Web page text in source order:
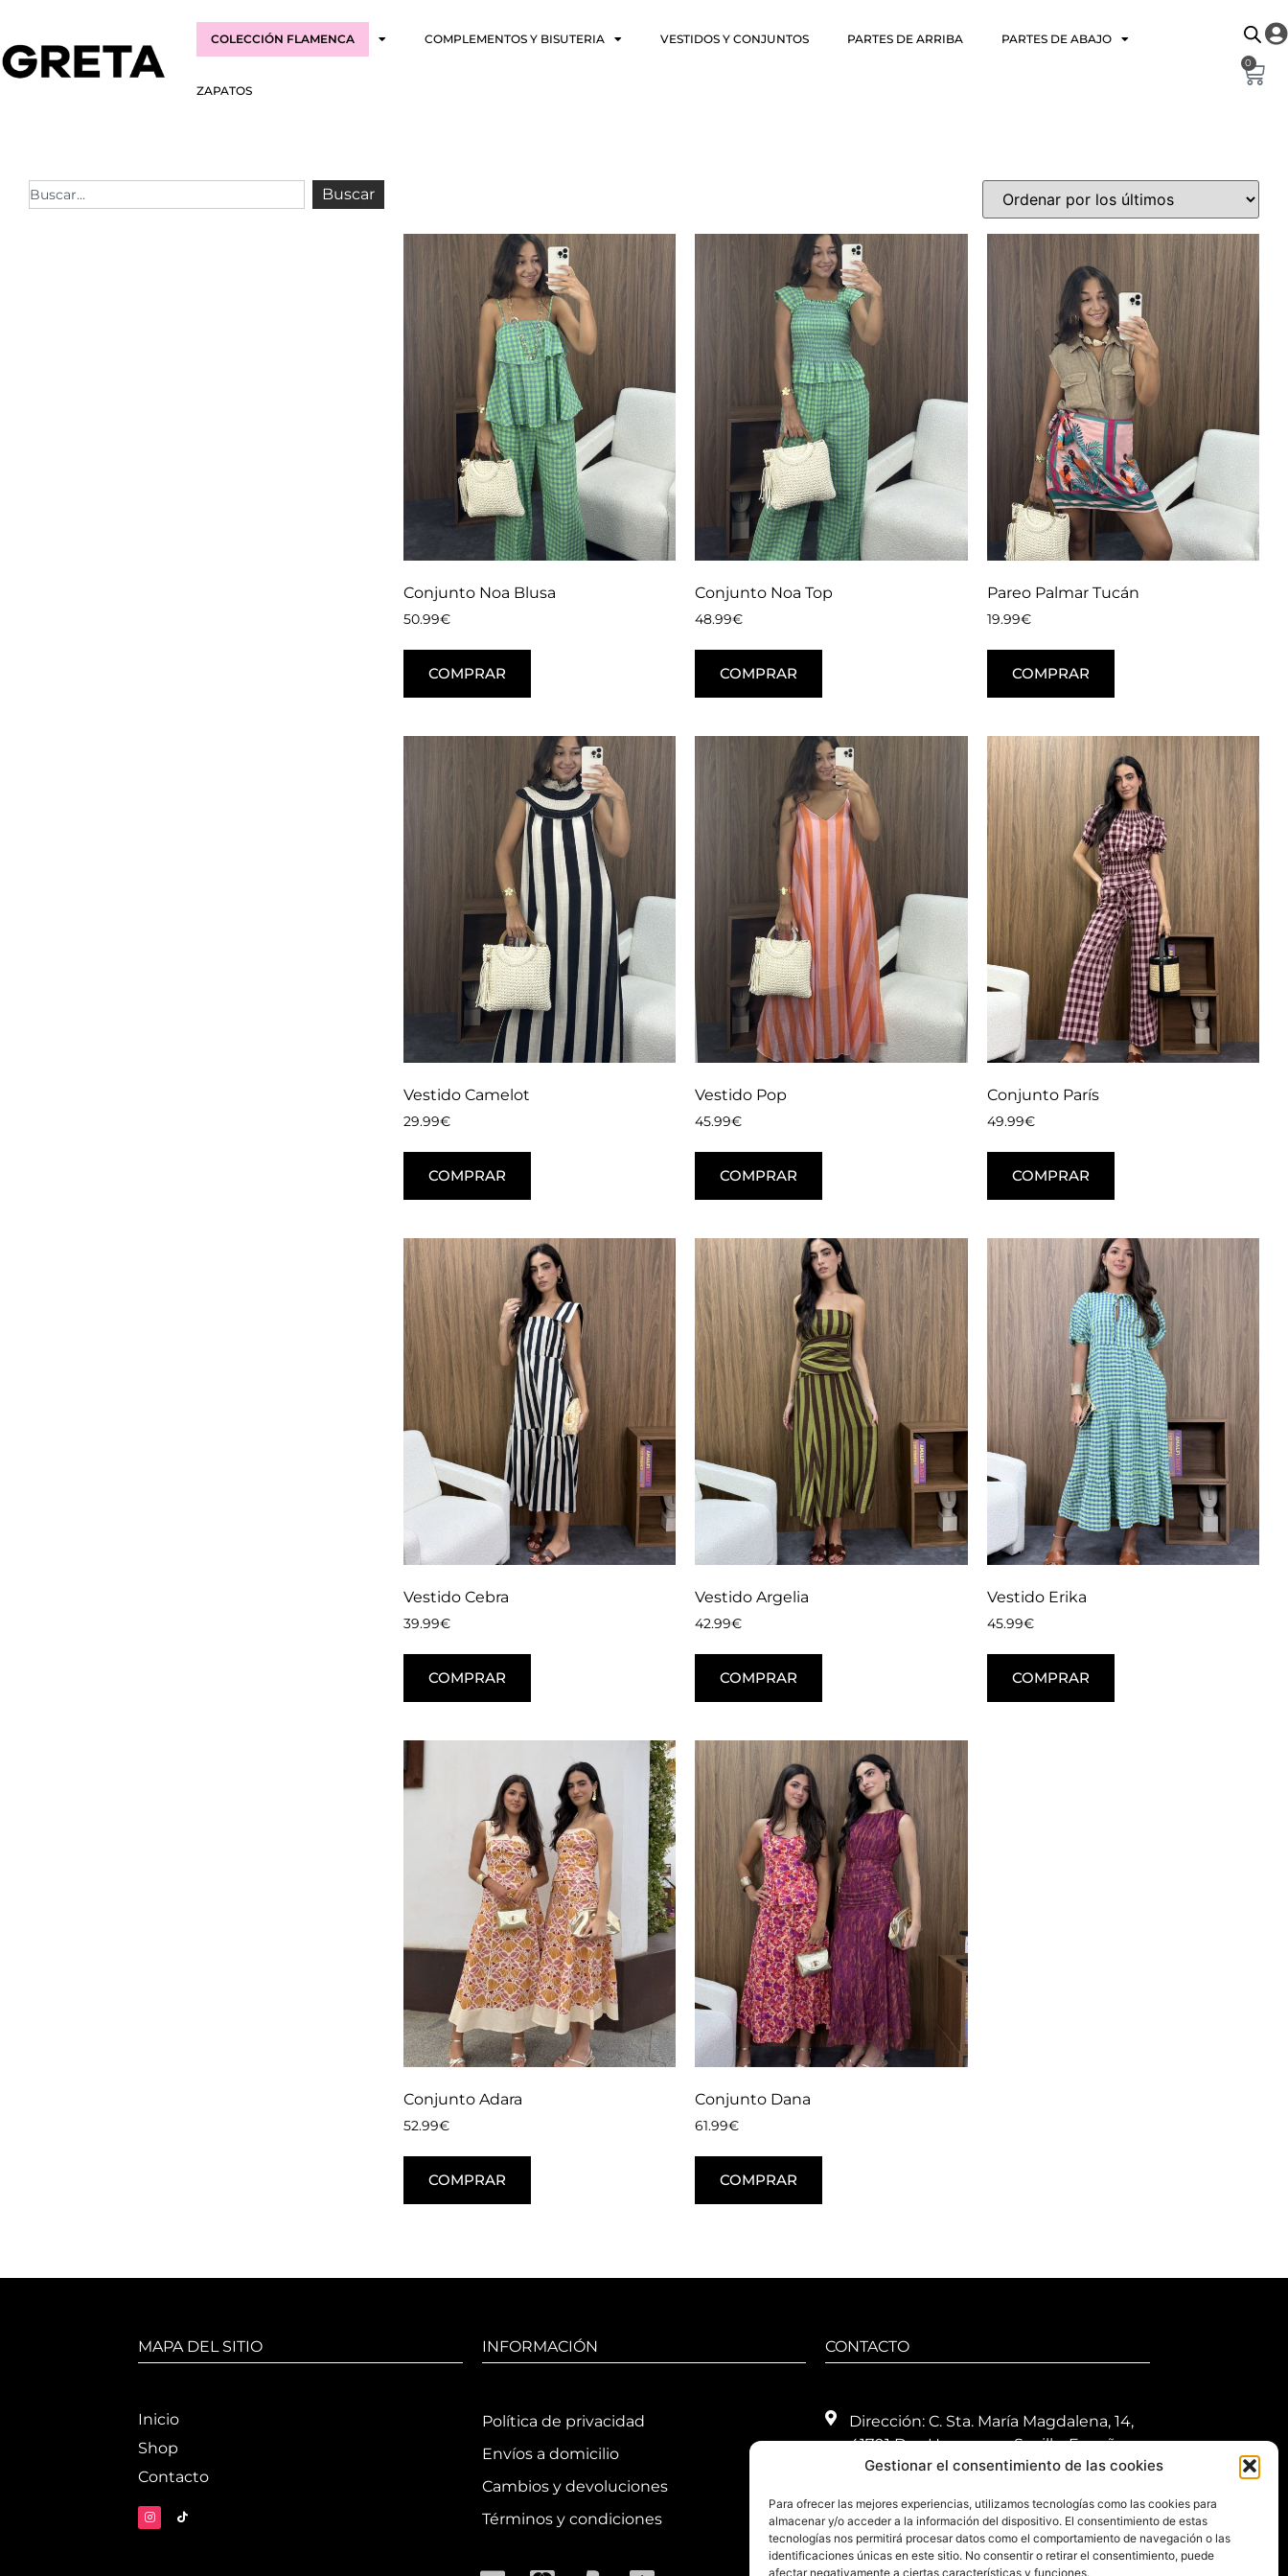
Gestionar el consentimiento de las cookies
Para ofrecer las mejores experiencias, utilizamos tecnologías como las cookies para
almacenar y/o acceder a la información del dispositivo. El consentimiento de estas
tecnologías nos permitirá procesar datos como el comportamiento de navegación o las
identificaciones únicas en este sitio. No consentir o retirar el consentimiento, puede
afectar negativamente a ciertas características y funciones.
COLECCIÓN FLAMENCA COMPLEMENTOS Y BISUTERIA VESTIDOS Y CONJUNTOS PARTES DE ARRIBA PARTES DE ABAJO
ZAPATOS
0
Buscar
Conjunto Noa Blusa
50.99€
COMPRAR
Conjunto Noa Top
48.99€
COMPRAR
Pareo Palmar Tucán
19.99€
COMPRAR
Vestido Camelot
29.99€
COMPRAR
Vestido Pop
45.99€
COMPRAR
Conjunto París
49.99€
COMPRAR
Vestido Cebra
39.99€
COMPRAR
Vestido Argelia
42.99€
COMPRAR
Vestido Erika
45.99€
COMPRAR
Conjunto Adara
52.99€
COMPRAR
Conjunto Dana
61.99€
COMPRAR
MAPA DEL SITIO
Inicio
Shop
Contacto
INFORMACIÓN
Política de privacidad
Envíos a domicilio
Cambios y devoluciones
Términos y condiciones
CONTACTO
Dirección: C. Sta. María Magdalena, 14,
41701 Dos Hermanas, Sevilla, España
Teléfono +34 694 46 69 91
Horario: Lunes a Viernes de 10:00 a
13:30 hs y 17:30 a 20:30 hs. Sábados de
10:30 a 14:00 hs.